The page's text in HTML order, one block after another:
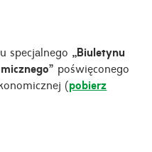
specjalnego „Biuletynu
poświęconego
(pobierz